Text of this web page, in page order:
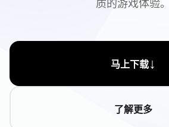
质的游戏体验。
马上下载↓
了解更多